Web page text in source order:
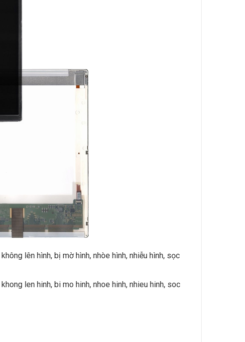
không lên hình, bị mờ hình, nhòe hình, nhiễu hình, sọc
khong len hinh, bi mo hinh, nhoe hinh, nhieu hinh, soc